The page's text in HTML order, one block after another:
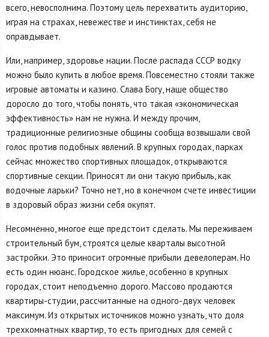
всего, невосполнима. Поэтому цель перехватить аудиторию,
играя на страхах, невежестве и инстинктах, себя не
оправдывает.
Или, например, здоровье нации. После распада СССР водку
можно было купить в любое время. Повсеместно стояли также
игровые автоматы и казино. Слава Богу, наше общество
доросло до того, чтобы понять, что такая «экономическая
эффективность» нам не нужна. И между прочим,
традиционные религиозные общины сообща возвышали свой
голос против подобных явлений. В крупных городах, парках
сейчас множество спортивных площадок, открываются
спортивные секции. Приносят ли они такую прибыль, как
водочные ларьки? Точно нет, но в конечном счете инвестиции
в здоровый образ жизни себя окупят.
Несомненно, многое еще предстоит сделать. Мы переживаем
строительный бум, строятся целые кварталы высотной
застройки. Это приносит огромные прибыли девелоперам. Но
есть один нюанс. Городское жилье, особенно в крупных
городах, стоит неподъемно дорого. Массово продаются
квартиры-студии, рассчитанные на одного-двух человек
максимум. Из открытых источников можно узнать, что доля
трехкомнатных квартир, то есть пригодных для семей с